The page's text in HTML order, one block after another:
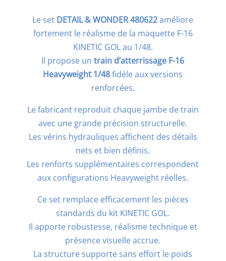
Le set DETAIL & WONDER 480622améliore
fortement le réalisme de la maquette F-16
KINETIC GOL au 1/48.
Il propose untrain d’atterrissage F-16
Heavyweight 1/48fidèle aux versions
renforcées.
Le fabricant reproduit chaque jambe de train
avec une grande précision structurelle.
Les vérins hydrauliques affichent des détails
nets et bien définis.
Les renforts supplémentaires correspondent
aux configurations Heavyweight réelles.
Ce set remplace efficacement les pièces
standards du kit KINETIC GOL.
Il apporte robustesse, réalisme technique et
présence visuelle accrue.
La structure supporte sans effort le poids